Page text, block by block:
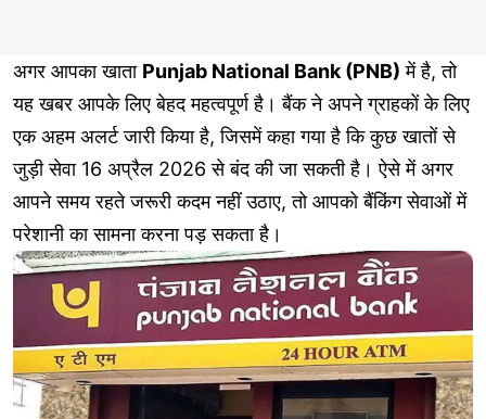
अगर आपका खाता Punjab National Bank (PNB) में है, तो
यह खबर आपके लिए बेहद महत्वपूर्ण है। बैंक ने अपने ग्राहकों के लिए
एक अहम अलर्ट जारी किया है, जिसमें कहा गया है कि कुछ खातों से
जुड़ी सेवा 16 अप्रैल 2026 से बंद की जा सकती है। ऐसे में अगर
आपने समय रहते जरूरी कदम नहीं उठाए, तो आपको बैंकिंग सेवाओं में
परेशानी का सामना करना पड़ सकता है।